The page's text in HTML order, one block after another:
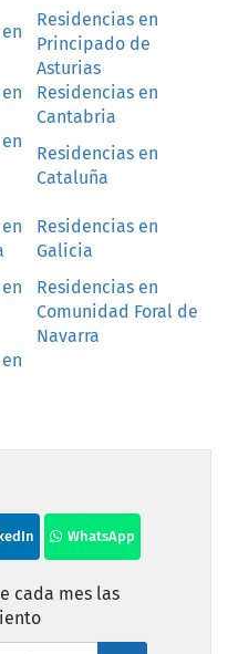
Residencias en
Principado de
Asturias
Residencias en
Cantabria
Residencias en
Cataluña
Residencias en
Galicia
Residencias en
Comunidad Foral de
Navarra
WhatsApp
cada mes las